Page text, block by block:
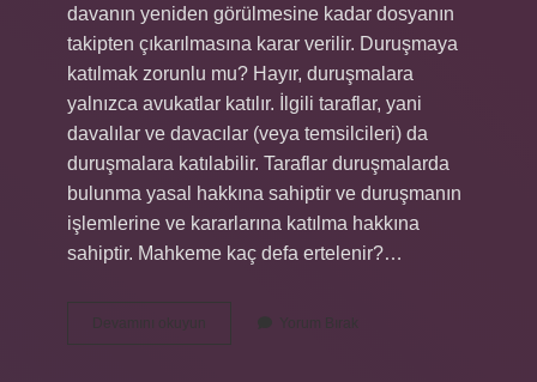
davanın yeniden görülmesine kadar dosyanın
takipten çıkarılmasına karar verilir. Duruşmaya
katılmak zorunlu mu? Hayır, duruşmalara
yalnızca avukatlar katılır. İlgili taraflar, yani
davalılar ve davacılar (veya temsilcileri) da
duruşmalara katılabilir. Taraflar duruşmalarda
bulunma yasal hakkına sahiptir ve duruşmanın
işlemlerine ve kararlarına katılma hakkına
sahiptir. Mahkeme kaç defa ertelenir?…
Devamını okuyun
Mahkemeye
Gitmemek
Yorum Bırak